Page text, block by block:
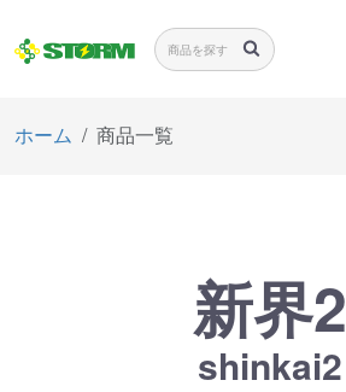
ホーム 商品一覧
新界2
shinkai2